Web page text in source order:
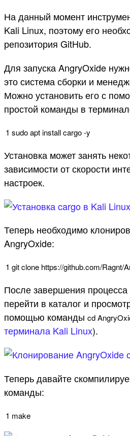
На данный момент
Kali Linux, поэтому его
репозитория GitHub.
Для запуска AngryOxide
это система сборки и
Можно установить его с
простой команды в
1 sudoaptinstallcargo-y
Установка может занять
зависимости от скорости
настроек.
Теперь необходимо
AngryOxide:
1 gitclone https://github.com/Ragnt/
После завершения
перейти в каталог и
помощью команды cd
терминала Kali Linux).
Теперь давайте
команды:
1 make